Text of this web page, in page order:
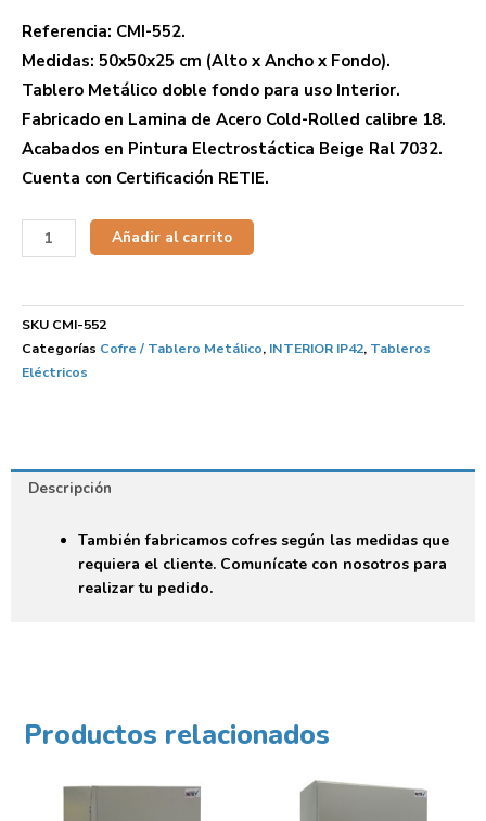
Referencia: CMI-552.
Medidas: 50x50x25 cm (Alto x Ancho x Fondo).
Tablero Metálico doble fondo para uso Interior.
Fabricado en Lamina de Acero Cold-Rolled calibre 18.
Acabados en Pintura Electrostáctica Beige Ral 7032.
Cuenta con Certificación RETIE.
Añadir al carrito
SKU CMI-552
Categorías Cofre / Tablero Metálico, INTERIOR IP42, Tableros
Eléctricos
Descripción
También fabricamos cofres según las medidas que
requiera el cliente. Comunícate con nosotros para
realizar tu pedido.
Productos relacionados